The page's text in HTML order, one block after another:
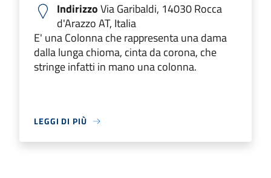
IndirizzoVia Garibaldi, 14030 Rocca
d'Arazzo AT, Italia
E' una Colonna che rappresenta una dama
dalla lunga chioma, cinta da corona, che
stringe infatti in mano una colonna.
LEGGI DI PIÙ